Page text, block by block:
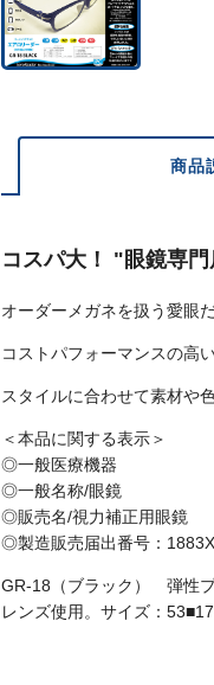
商品
コスパ大！ "眼鏡専門
オーダーメガネを扱う愛眼
コストパフォーマンスの高
スタイルに合わせて素材や
＜本品に関する表示＞
◎一般医療機器
◎一般名称/眼鏡
◎販売名/視力補正用眼鏡
◎製造販売届出番号：
GR-18（ブラック） 弾性プ
レンズ使用。サイズ：